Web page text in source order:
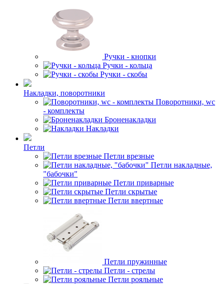
Ручки - кнопки
Ручки - кольца
Ручки - скобы
Накладки, поворотники
Поворотники, wc
- комплекты
Броненакладки
Накладки
Петли
Петли врезные
Петли накладные,
"бабочки"
Петли приварные
Петли скрытые
Петли ввертные
Петли пружинные
Петли - стрелы
Петли рояльные